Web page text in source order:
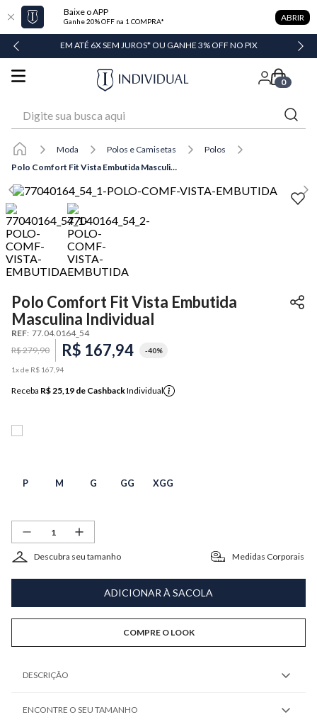
Baixe o APP
Ganhe 20% OFF na 1 COMPRA* ABRIR
EM ATÉ 6X SEM JUROS* OU GANHE 3% OFF NO PIX
0
Moda Polos e Camisetas
Polos
Polo Comfort Fit Vista Embutida Masculina Individual
Polo Comfort Fit Vista Embutida
Masculina Individual
REF: 77.04.0164_54
R$279,90 R$ 167,94 -40%
1x de R$ 167 94
Receba R$ 25,19 de CashbackIndividual
P M G GG XGG
Descubra seu tamanho Medidas Corporais
ADICIONAR À SACOLA
COMPRE O LOOK
DESCRIÇÃO
ENCONTRE O SEU TAMANHO